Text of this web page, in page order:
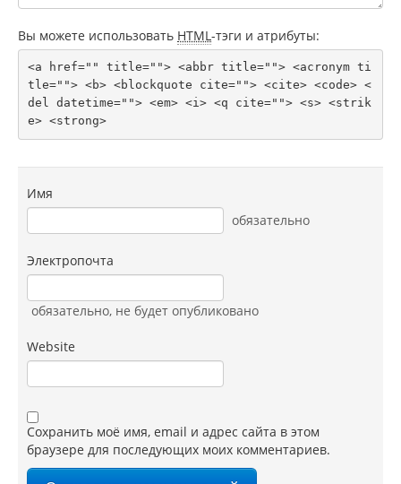
Вы можете использовать HTML -тэги и атрибуты:
<a href="" title=""> <abbr title=""> <acronym ti
tle=""> <b> <blockquote cite=""> <cite> <code> <
del datetime=""> <em> <i> <q cite=""> <s> <strik
e> <strong>
Имя
обязательно
Электропочта
обязательно, не будет опубликовано
Website
Сохранить моё имя, email и адрес сайта в этом
браузере для последующих моих комментариев.